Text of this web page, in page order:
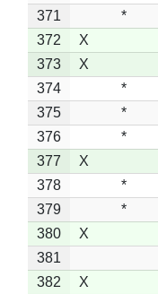
371
*
372
X
373
X
374
*
375
*
376
*
377
X
378
*
379
*
380
X
381
382
X